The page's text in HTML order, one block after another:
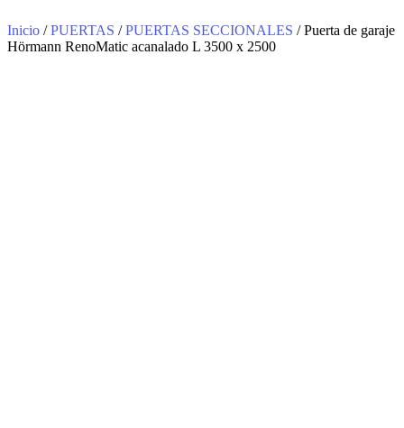
Inicio /PUERTAS /PUERTAS SECCIONALES / Puerta de garaje
Hörmann RenoMatic acanalado L 3500 x 2500